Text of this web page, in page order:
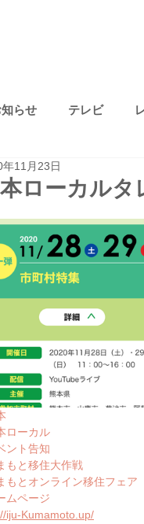
らせ テレビ
子育て
ローカル
年11月23日
ローカル
ント告知
もと移住大作戦
もとオンライン移住フェア
ムページ
iju-Kumamoto.up/